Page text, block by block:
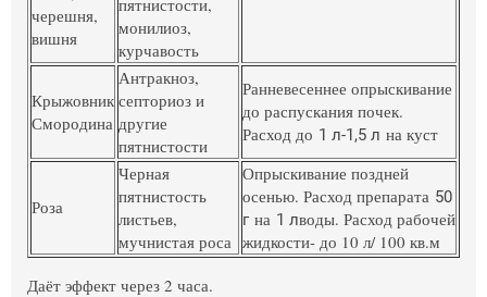
черешня,
вишня
монилиоз,
курчавость
Крыжовник
Смородина
Антракноз,
септориоз и
другие
пятнистости
Ранневесеннее опрыскивание
до распускания почек.
Расход до 1 л-1,5 л на куст
Роза
Черная
пятнистость
листьев,
мучнистая роса
Опрыскивание поздней
осенью. Расход препарата 50
гна 1 лводы. Расход рабочей
жидкости- до 10 л/ 100 кв.м
Даёт эффект через 2 часа.